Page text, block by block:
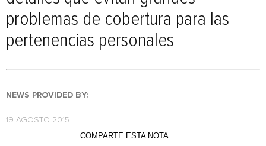
problemas de cobertura para las
pertenencias personales
NEWS PROVIDED BY:
19 AGOSTO 2015
COMPARTE ESTA NOTA